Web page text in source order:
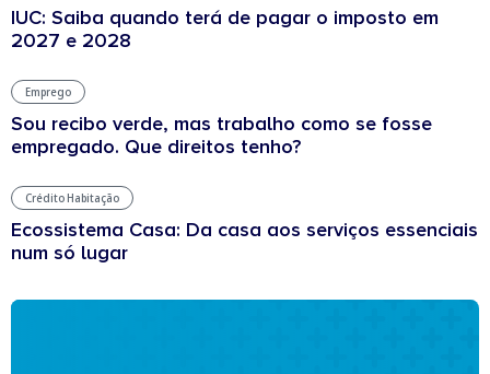
IUC: Saiba quando terá de pagar o imposto em
2027 e 2028
Emprego
Sou recibo verde, mas trabalho como se fosse
empregado. Que direitos tenho?
Crédito Habitação
Ecossistema Casa: Da casa aos serviços essenciais
num só lugar